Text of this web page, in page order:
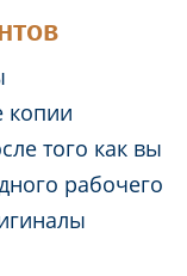
копии
того как вы
рабочего